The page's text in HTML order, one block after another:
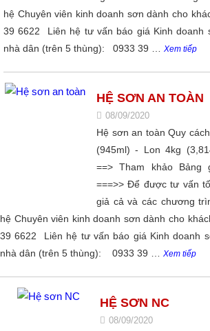
hệ Chuyên viên kinh doanh sơn dành cho
39 6622 Liên hệ tư vấn báo giá Kinh doanh
nhà dân (trên 5 thùng): 0933 39 … Xem tiếp
HỆ SƠN AN TOÀN
08/09/2020
Hệ sơn an toàn Quy
(945ml) - Lon 4kg
==> Tham khảo
===>> Để được tư vấn
giả cả và các chương
hệ Chuyên viên kinh doanh sơn dành cho
39 6622 Liên hệ tư vấn báo giá Kinh doanh
nhà dân (trên 5 thùng): 0933 39 … Xem tiếp
HỆ SƠN NC
08/09/2020